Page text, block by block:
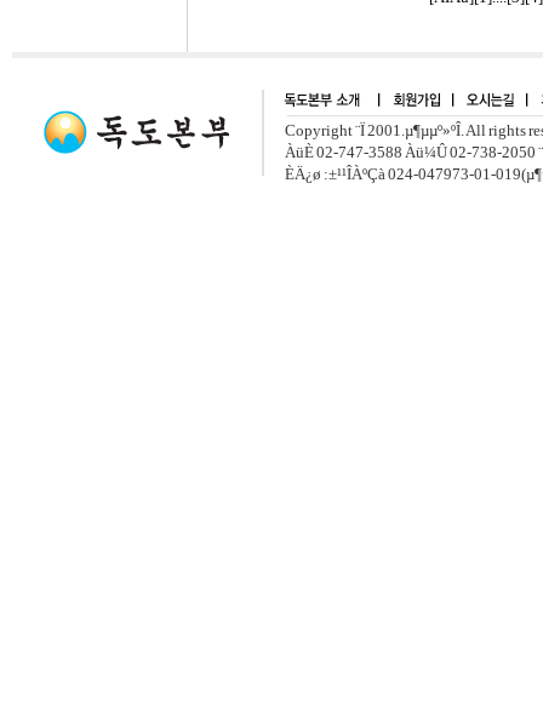
Copyright ¨Ï 2001.µ¶µµº»ºÎ. All rights
ÀüÈ­ 02-747-3588 Àü¼Û 02-738-2050
ÈÄ¿ø :±¹¹ÎÀºÇà 024-047973-01-